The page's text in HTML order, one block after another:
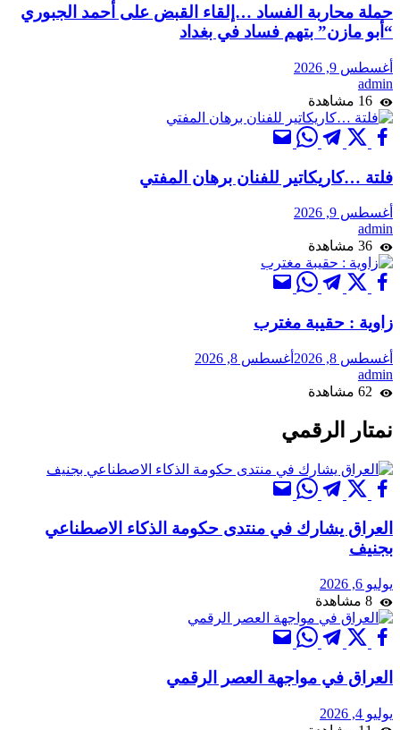
حملة محاربة الفساد …إلقاء القبض على أحمد الجبوري
“أبو مازن” بتهم فساد في بغداد
أغسطس 9, 2026
admin
فلتة …كاريكاتير للفنان برهان المفتي
أغسطس 9, 2026
admin
زاوية : حقيبة مغترب
أغسطس 8, 2026
أغسطس 8, 2026
admin
نمتار الرقمي
العراق يشارك في منتدى حكومة الذكاء الاصطناعي
بجنيف
يوليو 6, 2026
العراق في مواجهة العصر الرقمي
يوليو 4, 2026